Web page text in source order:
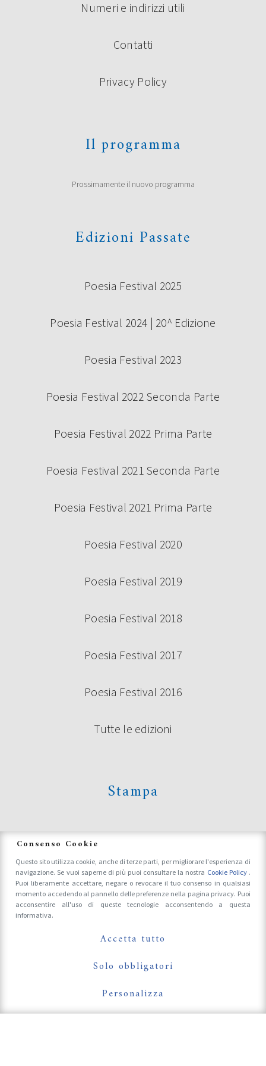
Numeri e indirizzi utili
Contatti
Privacy Policy
Il programma
Prossimamente il nuovo programma
Edizioni Passate
Poesia Festival 2025
Poesia Festival 2024 | 20^ Edizione
Poesia Festival 2023
Poesia Festival 2022 Seconda Parte
Poesia Festival 2022 Prima Parte
Poesia Festival 2021 Seconda Parte
Poesia Festival 2021 Prima Parte
Poesia Festival 2020
Poesia Festival 2019
Poesia Festival 2018
Poesia Festival 2017
Poesia Festival 2016
Tutte le edizioni
Stampa
Accrediti Stampa e Fotografi
Follow Us On
Consenso Cookie
Questo sito utilizza cookie, anche di terze parti, per migliorare l'esperienza di
navigazione. Se vuoi saperne di più puoi consultare la nostra Cookie Policy .
Puoi liberamente accettare, negare o revocare il tuo consenso in qualsiasi
momento accedendo al pannello delle preferenze nella pagina privacy. Puoi
acconsentire all'uso di queste tecnologie acconsentendo a questa
informativa.
Accetta tutto
Solo obbligatori
Personalizza